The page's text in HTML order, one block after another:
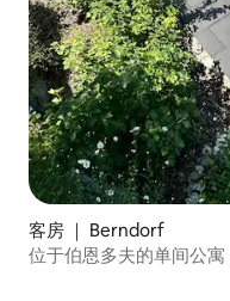
客房 ｜ Berndorf
位于伯恩多夫的单间公